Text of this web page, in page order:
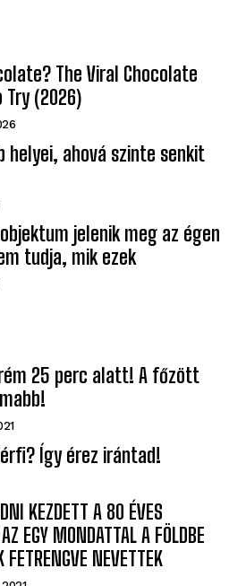
The Viral Chocolate
(2026)
ahová szinte senkit
jelenik meg az égen
tudja, mik ezek
25 perc alatt! A főzött
Így érez irántad!
KEZDETT A 80 ÉVES
EGY MONDATTAL A FÖLDBE
NEVETTEK